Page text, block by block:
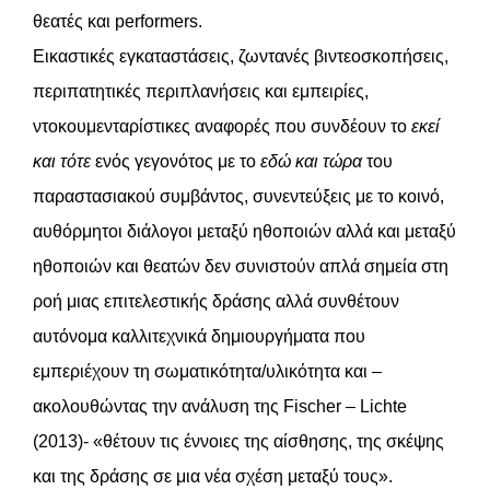
θεατές και performers.
Εικαστικές εγκαταστάσεις, ζωντανές βιντεοσκοπήσεις,
περιπατητικές περιπλανήσεις και εμπειρίες,
ντοκουμενταρίστικες αναφορές που συνδέουν το εκεί
και τότε ενός γεγονότος με το εδώ και τώρατου
παραστασιακού συμβάντος, συνεντεύξεις με το κοινό,
αυθόρμητοι διάλογοι μεταξύ ηθοποιών αλλά και μεταξύ
ηθοποιών και θεατών δεν συνιστούν απλά σημεία στη
ροή μιας επιτελεστικής δράσης αλλά συνθέτουν
αυτόνομα καλλιτεχνικά δημιουργήματα που
εμπεριέχουν τη σωματικότητα/υλικότητα και –
ακολουθώντας την ανάλυση της Fischer – Lichte
(2013)- «θέτουν τις έννοιες της αίσθησης, της σκέψης
και της δράσης σε μια νέα σχέση μεταξύ τους».